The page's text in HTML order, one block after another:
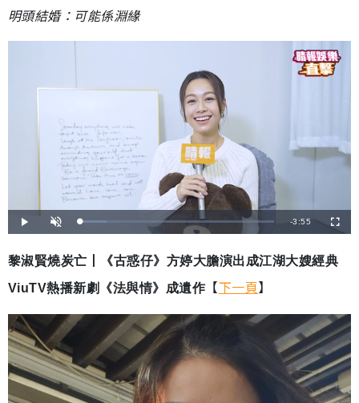
明頭結婚：可能係淵緣
播
放
開
啟
載
入
:
.
7
9
剩
時
-3:55
全
螢
黎淑賢燒炭亡丨《古惑仔》方婷大膽演出成江湖大嫂經典
ViuTV熱播新劇《法與情》成遺作【下一頁】